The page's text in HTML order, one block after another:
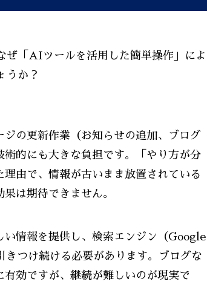
ぜ「AIツールを活用した簡単操作」によ
うか？
の更新作業（お知らせの追加、ブログ
的にも大きな負担です。「やり方が分
由で、情報が古いまま放置されている
は期待できません。
い情報を提供し、検索エンジン（Google
つけ続ける必要があります。ブログな
効ですが、継続が難しいのが現実で